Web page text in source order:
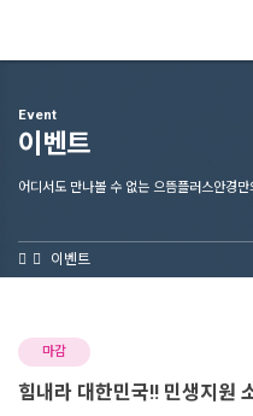
이벤트
Event
이벤트
어디서도 만나볼 수 없는 으뜸플러스안경
마감
힘내라 대한민국!! 민생지원